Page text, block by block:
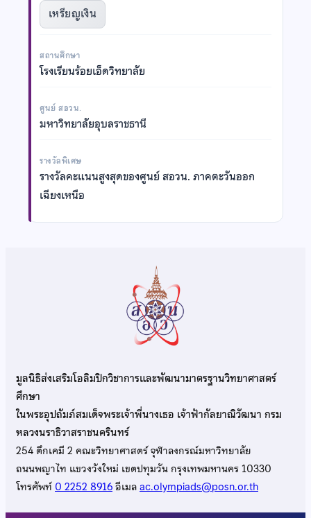
เหรียญเงิน
สถานศึกษา
โรงเรียนร้อยเอ็ดวิทยาลัย
ศูนย์ สอวน.
มหาวิทยาลัยอุบลราชธานี
รางวัลพิเศษ
รางวัลคะแนนสูงสุดของศูนย์ สอวน. ภาคตะวันออก
เฉียงเหนือ
มูลนิธิส่งเสริมโอลิมปิกวิชาการและพัฒนามาตรฐานวิทยาศาสตร์
ศึกษา
ในพระอุปถัมภ์สมเด็จพระเจ้าพี่นางเธอ เจ้าฟ้ากัลยาณิวัฒนา กรม
หลวงนราธิวาสราชนครินทร์
254 ตึกเคมี 2 คณะวิทยาศาสตร์ จุฬาลงกรณ์มหาวิทยาลัย
ถนนพญาไท แขวงวังใหม่ เขตปทุมวัน กรุงเทพมหานคร 10330
โทรศัพท์0 2252 8916อีเมลac.olympiads@posn.or.th